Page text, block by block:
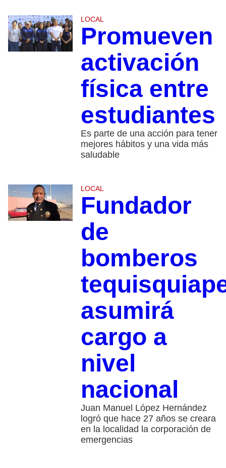
LOCAL
Promueven
activación
física entre
estudiantes
Es parte de una acción para tener
mejores hábitos y una vida más
saludable
LOCAL
Fundador
de
bomberos
asumirá
cargo a
nivel
nacional
Juan Manuel López Hernández
logró que hace 27 años se creara
en la localidad la corporación de
emergencias